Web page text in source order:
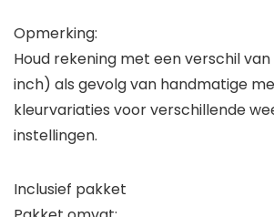
Opmerking:
Houd rekening met een verschil van
inch) als gevolg van handmatige
kleurvariaties voor verschillende
instellingen.
Inclusief pakket